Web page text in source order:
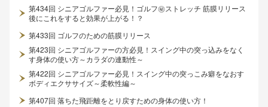
第434回 シニアゴルファー必見！ゴルフ㊙ストレッチ 筋膜リリース
後にこれをすると効果が上がる！？
第433回 ゴルフのための筋膜リリース
第423回 シニアゴルファーの方必見！スイング中の突っ込みをなく
す身体の使い方～カラダの連動性～
第422回 シニアゴルファー必見！スイング中の突っこみ癖をなおす
ボディエクササイズ～柔軟性編～
第407回 落ちた飛距離をとり戻すための身体の使い方！